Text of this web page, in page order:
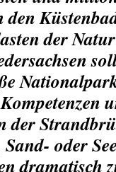
den
der
der
oder
dramatisch